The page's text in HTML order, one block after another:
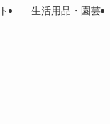
生活用品・園芸